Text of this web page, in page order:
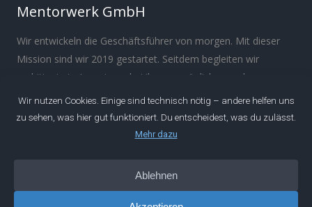
Mentorwerk GmbH
Wir entwickeln die Geschäftsführer von morgen. Mit dieser
Mission sind wir 2019 gestartet. Seitdem begleiten wir
ambitionierte Ingenieure bei ihrer persönlichen und
beruflichen Entwicklung.
Über Manifest Impressum Datenschutz
Podcast